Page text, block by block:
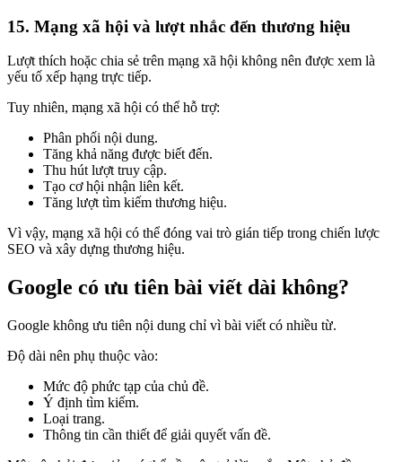
15. Mạng xã hội và lượt nhắc đến thương hiệu
Lượt thích hoặc chia sẻ trên mạng xã hội không nên được xem là
yếu tố xếp hạng trực tiếp.
Tuy nhiên, mạng xã hội có thể hỗ trợ:
Phân phối nội dung.
Tăng khả năng được biết đến.
Thu hút lượt truy cập.
Tạo cơ hội nhận liên kết.
Tăng lượt tìm kiếm thương hiệu.
Vì vậy, mạng xã hội có thể đóng vai trò gián tiếp trong chiến lược
SEO và xây dựng thương hiệu.
Google có ưu tiên bài viết dài không?
Google không ưu tiên nội dung chỉ vì bài viết có nhiều từ.
Độ dài nên phụ thuộc vào:
Mức độ phức tạp của chủ đề.
Ý định tìm kiếm.
Loại trang.
Thông tin cần thiết để giải quyết vấn đề.